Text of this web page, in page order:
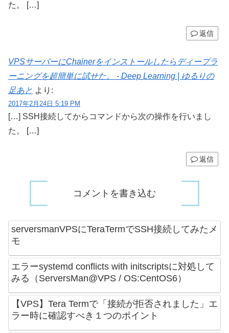
た。 […]
返信
VPSサーバーにChainerをインストールしたらディープラ
ーニングを超簡単に試せた。 - Deep Learning | ゆるりの
足あと より:
2017年2月24日 5:19 PM
[…] SSH接続してからコマンドから次の操作を行いまし
た。 […]
返信
コメントを書き込む
serversmanVPSにTeraTermでSSH接続してみたメ
モ
エラーsystemd conflicts with initscriptsに対処して
みる（ServersMan@VPS / OS:CentOS6）
【VPS】Tera Termで「接続が拒否されました」エ
ラー時に確認すべき１つのポイント